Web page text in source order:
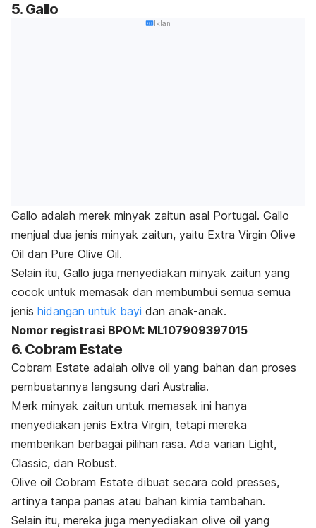
5. Gallo
Iklan
Gallo adalah merek minyak zaitun asal Portugal. Gallo
menjual dua jenis minyak zaitun, yaitu Extra Virgin Olive
Oil dan Pure Olive Oil.
Selain itu, Gallo juga menyediakan minyak zaitun yang
cocok untuk memasak dan membumbui semua semua
jenis hidangan untuk bayi dan anak-anak.
Nomor registrasi BPOM: ML107909397015
6. Cobram Estate
Cobram Estate adalah olive oil yang bahan dan proses
pembuatannya langsung dari Australia.
Merk minyak zaitun untuk memasak ini hanya
menyediakan jenis Extra Virgin, tetapi mereka
memberikan berbagai pilihan rasa. Ada varian Light,
Classic, dan Robust.
Olive oil Cobram Estate dibuat secara cold presses,
artinya tanpa panas atau bahan kimia tambahan.
Selain itu, mereka juga menyediakan olive oil yang